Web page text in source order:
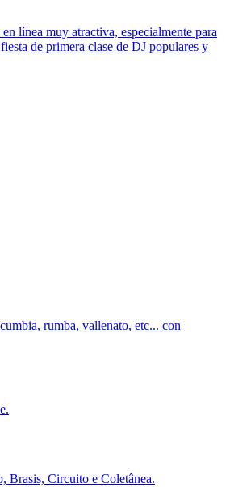
línea muy atractiva, especialmente para
de primera clase de DJ populares y
rumba, vallenato, etc... con
Brasis, Circuito e Coletânea.